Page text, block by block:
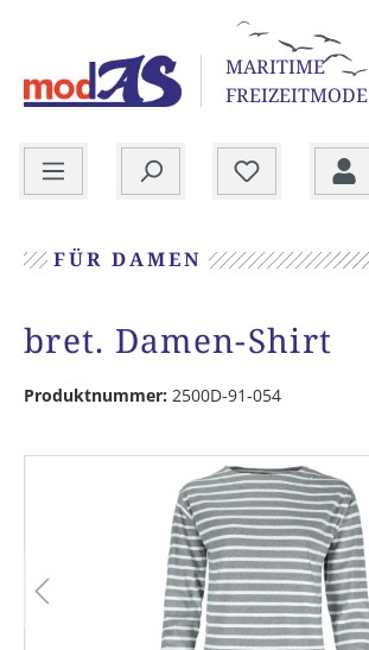
MARITIME
FREIZEITMODE
FÜR DAMEN
bret. Damen-Shirt
Produktnummer: 2500D-91-054
Bildergalerie überspringen